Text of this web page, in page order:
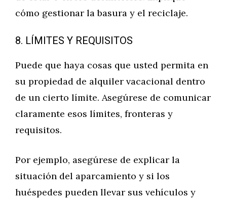
cómo gestionar la basura y el reciclaje.
8. LÍMITES Y REQUISITOS
Puede que haya cosas que usted permita en
su propiedad de alquiler vacacional dentro
de un cierto límite. Asegúrese de comunicar
claramente esos límites, fronteras y
requisitos.
Por ejemplo, asegúrese de explicar la
situación del aparcamiento y si los
huéspedes pueden llevar sus vehículos y